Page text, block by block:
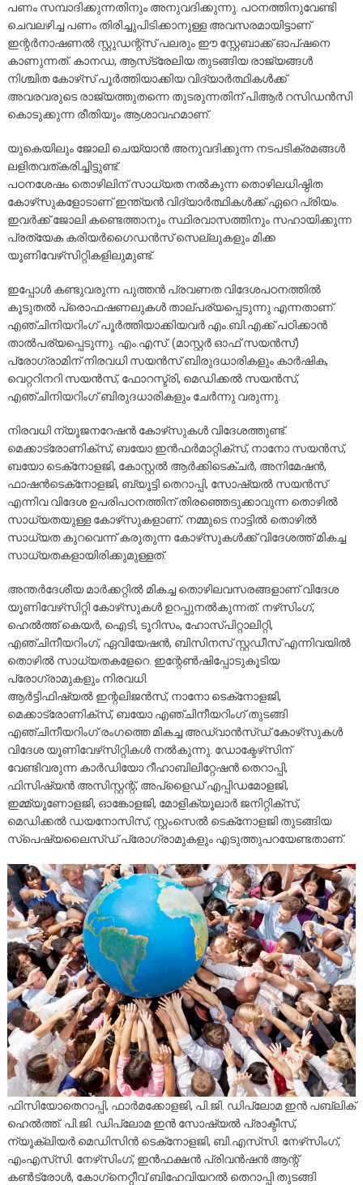
പണം സമ്പാദിക്കുന്നതിനും അനുവദിക്കുന്നു. പഠനത്തിനുവേണ്ടി
ചെവലഴിച്ച പണം തിരിച്ചുപിടിക്കാനുള്ള അവസരമായിട്ടാണ്
ഇന്റർനാഷണൽ സ്റ്റുഡന്റ്‌സ് പലരും ഈ സ്റ്റേബാക്ക് ഓപ്ഷനെ
കാണുന്നത്. കാനഡ, ആസ്‌ട്രേലിയ തുടങ്ങിയ രാജ്യങ്ങൾ
നിശ്ചിത കോഴ്‌സ് പൂർത്തിയാക്കിയ വിദ്യാർത്ഥികൾക്ക്
അവരവരുടെ രാജ്യത്തുതന്നെ തുടരുന്നതിന് പിആർ റസിഡൻസി
കൊടുക്കുന്ന രീതിയും ആശാവഹമാണ്.
യുകെയിലും ജോലി ചെയ്യാൻ അനുവദിക്കുന്ന നടപടിക്രമങ്ങൾ
ലളിതവത്കരിച്ചിട്ടുണ്ട്.
പഠനശേഷം തൊഴിലിന് സാധ്യത നൽകുന്ന തൊഴിലധിഷ്ഠിത
കോഴ്‌സുകളോടാണ് ഇന്ത്യൻ വിദ്യാർത്ഥികൾക്ക് ഏറെ പ്രിയം.
ഇവർക്ക് ജോലി കണ്ടെത്താനും സ്ഥിരവാസത്തിനും സഹായിക്കുന്ന
പ്രത്യേക കരിയർഗൈഡൻസ് സെല്ലുകളും മിക്ക
യൂണിവേഴ്‌സിറ്റികളിലുമുണ്ട്.
ഇപ്പോൾ കണ്ടുവരുന്ന പുത്തൻ പ്രവണത വിദേശപഠനത്തിൽ
കൂടുതൽ പ്രൊഫഷണലുകൾ താല്പര്യപ്പെടുന്നു എന്നതാണ്.
എഞ്ചിനിയറിംഗ് പൂർത്തിയാക്കിയവർ എം.ബി.എക്ക് പഠിക്കാൻ
താൽപര്യപ്പെടുന്നു. എം.എസ്. (മാസ്റ്റർ ഓഫ് സയൻസ്)
പ്രോഗ്രാമിന് നിരവധി സയൻസ് ബിരുദധാരികളും കാർഷിക,
വെറ്ററിനറി സയൻസ്, ഫോറസ്ട്രി, മെഡിക്കൽ സയൻസ്,
എഞ്ചിനിയറിംഗ് ബിരുദധാരികളും ചേർന്നു വരുന്നു.
നിരവധി ന്യൂജനറേഷൻ കോഴ്‌സുകൾ വിദേശത്തുണ്ട്.
മെക്കാട്രോണിക്‌സ്, ബയോ ഇൻഫർമാറ്റിക്‌സ്, നാനോ സയൻസ്,
ബയോ ടെക്‌നോളജി, കോസ്റ്റൽ ആർക്കിടെക്ചർ, അനിമേഷൻ,
ഫാഷൻടെക്‌നോളജി, ബ്യൂട്ടി തെറാപ്പി, സോഷ്യൽ സയൻസ്
എന്നിവ വിദേശ ഉപരിപഠനത്തിന് തിരഞ്ഞെടുക്കാവുന്ന തൊഴിൽ
സാധ്യതയുള്ള കോഴ്‌സുകളാണ്. നമ്മുടെ നാട്ടിൽ തൊഴിൽ
സാധ്യത കുറവെന്ന് കരുതുന്ന കോഴ്‌സുകൾക്ക് വിദേശത്ത് മികച്ച
സാധ്യതകളായിരിക്കുമുള്ളത്.
അന്തർദേശീയ മാർക്കറ്റിൽ മികച്ച തൊഴിലവസരങ്ങളാണ് വിദേശ
യൂണിവേഴ്‌സിറ്റി കോഴ്‌സുകൾ ഉറപ്പുനൽകുന്നത്. നഴ്‌സിംഗ്,
ഹെൽത്ത് കെയർ, ഐടി, ടൂറിസം, ഹോസ്പിറ്റാലിറ്റി,
എഞ്ചിനീയറിംഗ്, ഏവിയേഷൻ, ബിസിനസ് സ്റ്റഡീസ് എന്നിവയിൽ
തൊഴിൽ സാധ്യതകളേറെ. ഇന്റേൺഷിപ്പോടുകൂടിയ
പ്രോഗ്രാമുകളും നിരവധി.
ആർട്ടിഫിഷ്യൽ ഇന്റലിജൻസ്, നാനോ ടെക്‌നോളജി,
മെക്കാട്രോണിക്‌സ്, ബയോ എഞ്ചിനീയറിംഗ് തുടങ്ങി
എഞ്ചിനീയറിംഗ് രംഗത്തെ മികച്ച അഡ്വാൻസ്ഡ് കോഴ്‌സുകൾ
വിദേശ യൂണിവേഴ്‌സിറ്റികൾ നൽകുന്നു. ഡോക്ടേഴ്‌സിന്
വേണ്ടിവരുന്ന കാർഡിയോ റീഹാബിലിറ്റേഷൻ തെറാപ്പി,
ഫിസിഷ്യൻ അസിസ്റ്റന്റ്, അപ്‌ളൈഡ് എപ്പിഡമോളജി,
ഇമ്മ്യൂണോളജി, ഓങ്കോളജി, മോളിക്യൂലാർ ജനിറ്റിക്‌സ്,
മെഡിക്കൽ ഡയനോസിസ്, സ്റ്റംസെൽ ടെക്‌നോളജി തുടങ്ങിയ
സ്‌പെഷ്യലൈസ്ഡ് പ്രോഗ്രാമുകളും എടുത്തുപറയേണ്ടതാണ്.
ഫിസിയോതെറാപ്പി, ഫാർമക്കോളജി, പി.ജി. ഡിപ്ലോമ ഇൻ പബ്ലിക്
ഹെൽത്ത്. പി.ജി. ഡിപ്ലോമ ഇൻ സോഷ്യൽ പ്രാക്ടീസ്,
ന്യൂക്ലിയർ മെഡിസിൻ ടെക്‌നോളജി, ബി.എസ്‌സി. നേഴ്‌സിംഗ്,
എംഎസ്‌സി. നേഴ്‌സിംഗ്, ഇൻഫക്ഷൻ പ്രിവൻഷൻ ആന്റ്
കൺട്രോൾ, കോഗ്‌നെറ്റീവ് ബിഹേവിയറൽ തെറാപ്പി തുടങ്ങി